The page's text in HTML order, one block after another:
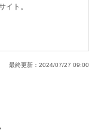
イト。
最終更新： 2024/07/27 09:00